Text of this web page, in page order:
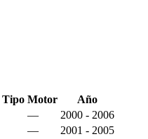
Tipo Motor
Año
—
2000 - 2006
—
2001 - 2005